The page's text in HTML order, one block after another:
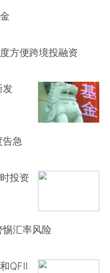
方便跨境投融资
发
急
投资
汇率风险
QFII